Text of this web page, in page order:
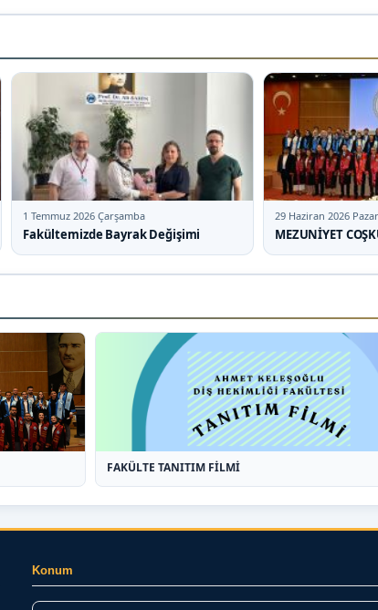
1 Temmuz 2026 Çarşamba
Fakültemizde Bayrak Değişimi
29 Haziran 2026
MEZUNİYET
FAKÜLTE TANITIM FİLMİ
Konum